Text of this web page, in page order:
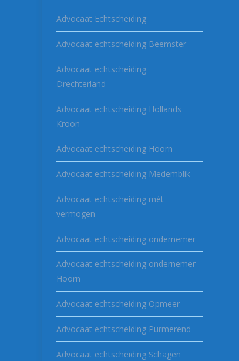
Advocaat Echtscheiding
Advocaat echtscheiding Beemster
Advocaat echtscheiding
Drechterland
Advocaat echtscheiding Hollands
Kroon
Advocaat echtscheiding Hoorn
Advocaat echtscheiding Medemblik
Advocaat echtscheiding mét
vermogen
Advocaat echtscheiding ondernemer
Advocaat echtscheiding ondernemer
Hoorn
Advocaat echtscheiding Opmeer
Advocaat echtscheiding Purmerend
Advocaat echtscheiding Schagen